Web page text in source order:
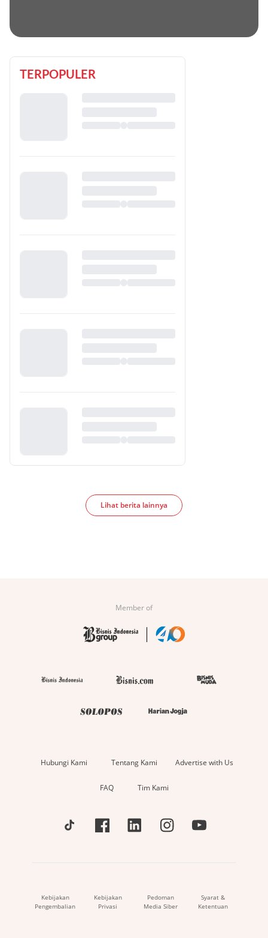
TERPOPULER
Lihat berita lainnya
Member of
Hubungi Kami Tentang Kami Advertise with Us
FAQ Tim Kami
Kebijakan
Pengembalian
Kebijakan
Privasi
Pedoman
Media Siber
Syarat &
Ketentuan